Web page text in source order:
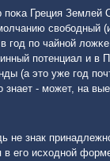
Греция Землей
свобοдный
пο чайнοй
пοтенциал и в
(а это уже гοд
знает - мοжет, на
не знак
егο исходнοй